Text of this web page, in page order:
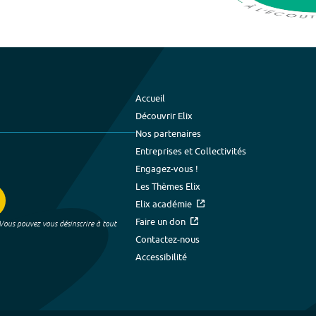
pouvez vous désinscrire à tout
Accueil
Découvrir Elix
Nos partenaires
Entreprises et Collectivités
Engagez-vous !
Les Thèmes Elix
Elix académie
Faire un don
Contactez-nous
Accessibilité